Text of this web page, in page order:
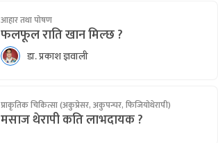
आहार तथा पोषण
फलफूल राति खान मिल्छ ?
डा. प्रकाश ज्ञवाली
प्राकृतिक चिकित्सा (अकुप्रेसर, अकुपन्चर, फिजियोथेरापी)
मसाज थेरापी कति लाभदायक ?